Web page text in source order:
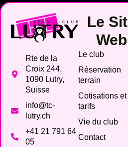
Rte de la
Croix 244,
1090 Lutry,
Suisse
info@tc-
lutry.ch
+41 21 791 64
05
Le
Web
Le club
Réservation
terrain
Cotisations et
tarifs
Vie du club
Contact